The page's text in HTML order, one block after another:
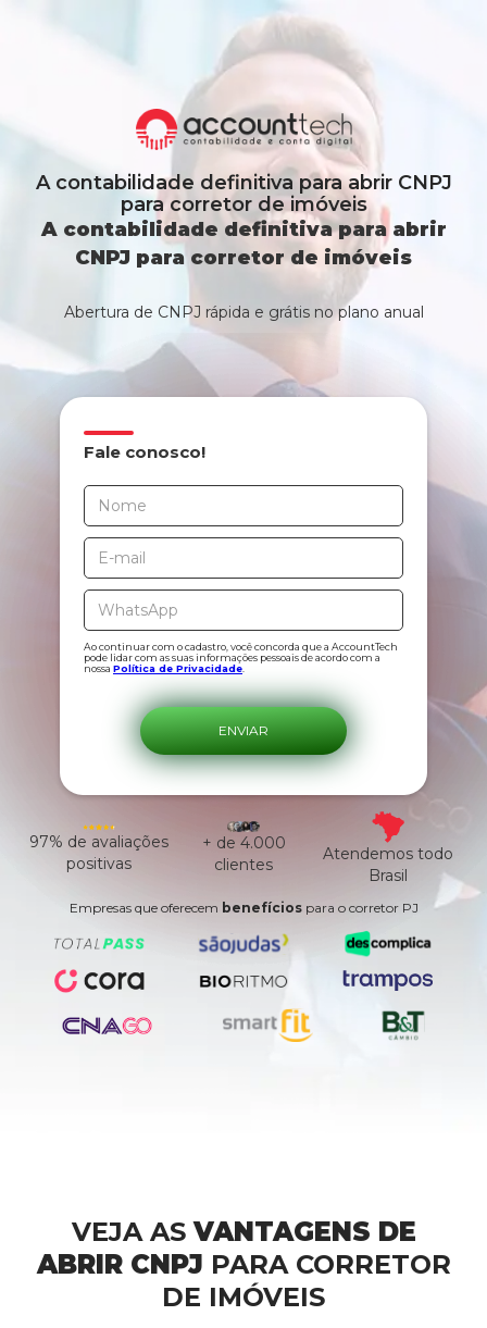
A contabilidade definitiva para abrir CNPJ
para corretor de imóveis
A contabilidade definitiva para abrir
CNPJ para corretor de imóveis
Abertura de CNPJ rápida e grátis no plano anual
Fale conosco!
Ao continuar com o cadastro, você concorda que a AccountTech
pode lidar com as suas informações pessoais de acordo com a
nossa Política de Privacidade
97% de avaliações
positivas
+ de 4.000
clientes
Atendemos todo
Brasil
Empresas que oferecem benefícios para o corretor PJ
VEJA ASVANTAGENS DE
ABRIR CNPJ PARA CORRETOR
DE IMÓVEIS